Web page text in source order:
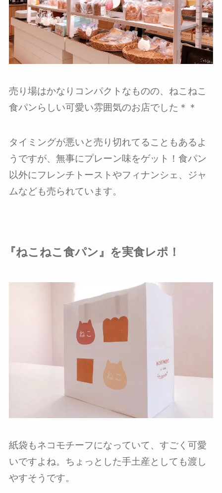
売り場はかなりコンパクトなものの、ねこねこ
食パンらしい可愛い雰囲気のお店でした＊＊
タイミングが悪いと売り切れてることもあるよ
うですが、無事にプレーン味をゲット！食パン
以外にフレンチトーストやフィナンシェ、ジャ
ムなども売られています。
『ねこねこ食パン』を実食レポ！
紙袋もネコモチーフになっていて、すごく可愛
いですよね。ちょっとした手土産としても渡し
やすそうです。